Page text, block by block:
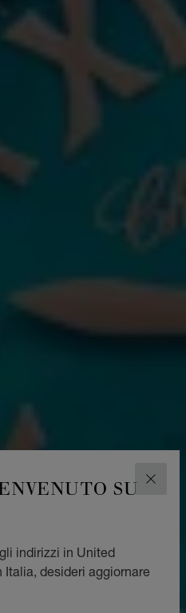
SU
indirizzi in United
desideri aggiornare